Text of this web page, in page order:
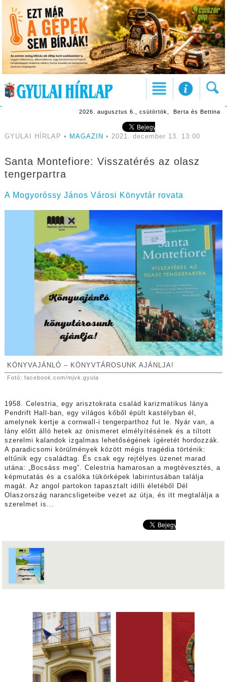
2026. augusztus 6., csütörtök, Berta és Bettina
GYULAI HÍRLAP • MAGAZIN • 2021. december 13. 13:00
Santa Montefiore: Visszatérés az olasz
tengerpartra
A Mogyoróssy János Városi Könyvtár rovata
KÖNYVAJÁNLÓ – KÖNYVTÁROSUNK AJÁNLJA!
Fotó: facebook.com/mjvk.gyula
1958. Celestria, egy arisztokrata család karizmatikus lánya
Pendrift Hall-ban, egy világos kőből épült kastélyban él,
amelynek kertje a cornwall-i tengerparthoz fut le. Nyár van, a
lány előtt álló hetek az önismeret elmélyítésének és a tiltott
szerelmi kalandok izgalmas lehetőségének ígéretét hordozzák.
A paradicsomi körülmények között mégis tragédia történik:
eltűnik egy családtag. És csak egy rejtélyes üzenet marad
utána: „Bocsáss meg”. Celestria hamarosan a megtévesztés, a
képmutatás és a csalóka tükörképek labirintusában találja
magát. Az angol partokon tapasztalt idilli életéből Dél
Olaszország narancsligeteibe vezet az útja, és itt megtalálja a
szerelmet is...